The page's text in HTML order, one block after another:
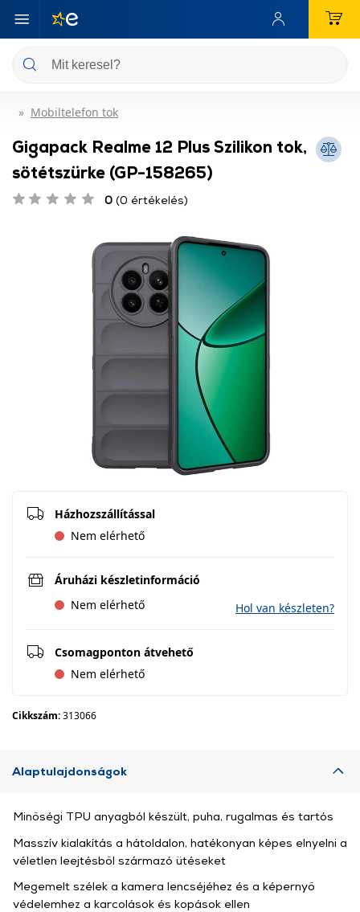
Mobiltelefon tok
Gigapack Realme 12 Plus Szilikon tok,
sötétszürke (GP-158265)
0 (0 értékelés)
Házhozszállítással
Nem elérhető
Áruházi készletinformáció
Nem elérhető
Hol van készleten?
Csomagponton átvehető
Nem elérhető
Cikkszám:313066
Alaptulajdonságok
Minőségi TPU anyagból készült, puha, rugalmas és tartós
Masszív kialakítás a hátoldalon, hatékonyan képes elnyelni a
véletlen leejtésből származó ütéseket
Megemelt szélek a kamera lencséjéhez és a képernyő
védelemhez a karcolások és kopások ellen